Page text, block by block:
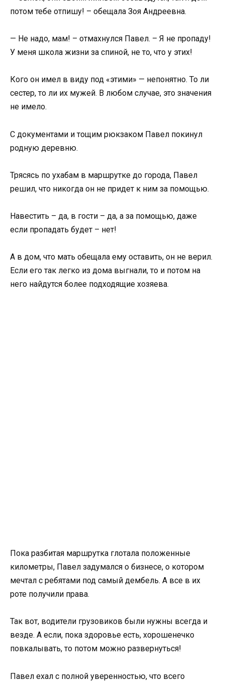
потом тебе отпишу! – обещала Зоя Андреевна.
— Не надо, мам! – отмахнулся Павел. – Я не пропаду!
У меня школа жизни за спиной, не то, что у этих!
Кого он имел в виду под «этими» — непонятно. То ли
сестер, то ли их мужей. В любом случае, это значения
не имело.
С документами и тощим рюкзаком Павел покинул
родную деревню.
Трясясь по ухабам в маршрутке до города, Павел
решил, что никогда он не придет к ним за помощью.
Навестить – да, в гости – да, а за помощью, даже
если пропадать будет – нет!
А в дом, что мать обещала ему оставить, он не верил.
Если его так легко из дома выгнали, то и потом на
него найдутся более подходящие хозяева.
Пока разбитая маршрутка глотала положенные
километры, Павел задумался о бизнесе, о котором
мечтал с ребятами под самый дембель. А все в их
роте получили права.
Так вот, водители грузовиков были нужны всегда и
везде. А если, пока здоровье есть, хорошенечко
повкалывать, то потом можно развернуться!
Павел ехал с полной уверенностью, что всего